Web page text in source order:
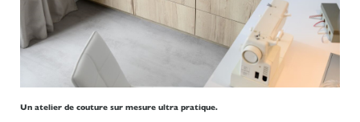
Un atelier de couture sur mesure ultra pratique.